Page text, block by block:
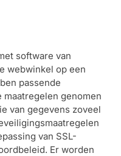
software van
webwinkel op een
passende
genomen
van gegevens zoveel
van SSL-
Er worden